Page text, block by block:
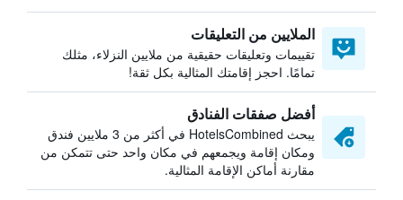
الملايين من التعليقات
تقييمات وتعليقات حقيقية من ملايين النزلاء، مثلك
تمامًا. احجز إقامتك المثالية بكل ثقة!
أفضل صفقات الفنادق
يبحث HotelsCombined في أكثر من 3 ملايين فندق
ومكان إقامة ويجمعهم في مكان واحد حتى تتمكن من
مقارنة أماكن الإقامة المثالية.